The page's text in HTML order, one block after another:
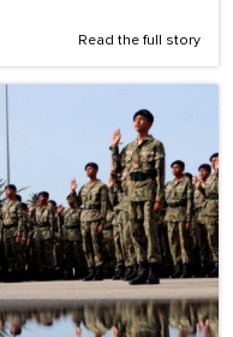
Read the full story